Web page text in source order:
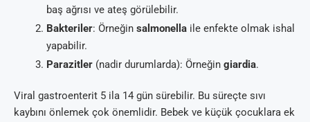
baş ağrısı ve ateş görülebilir.
Bakteriler: Örneğin salmonella ile enfekte olmak ishal
yapabilir.
Parazitler (nadir durumlarda): Örneğin giardia.
Viral gastroenterit 5 ila 14 gün sürebilir. Bu süreçte sıvı
kaybını önlemek çok önemlidir. Bebek ve küçük çocuklara ek